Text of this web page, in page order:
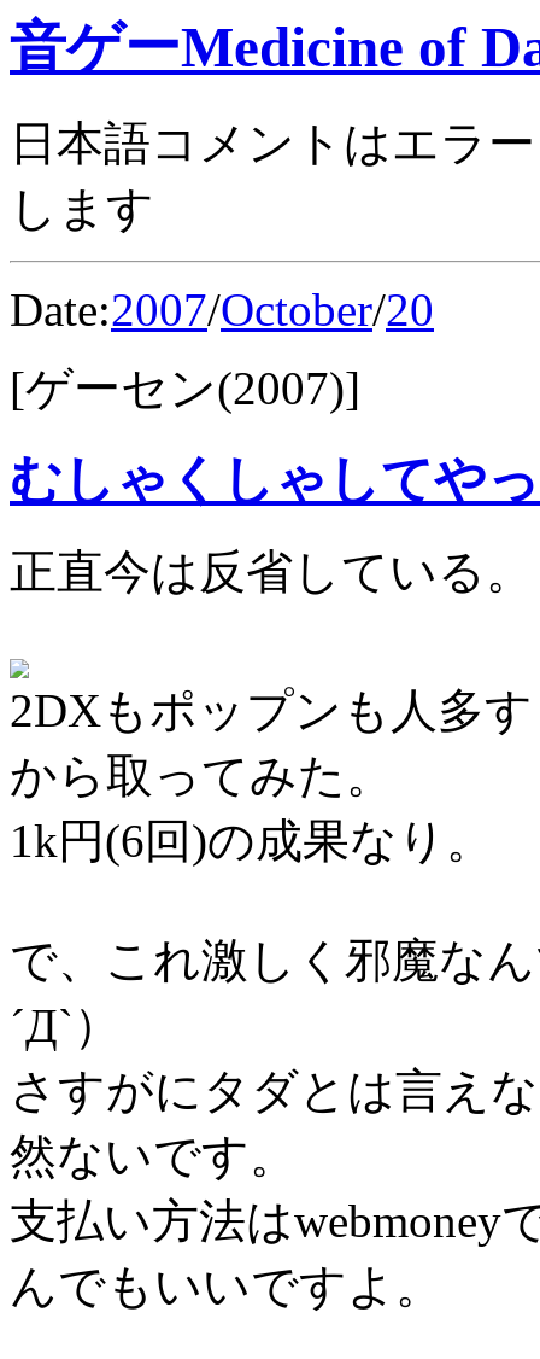
音ゲーMedicine of
日本語コメントはエラ
します
Date:2007/October/20
[ゲーセン(2007)]
むしゃくしゃしてや
正直今は反省している。
2DXもポップンも人多
から取ってみた。
1k円(6回)の成果なり。
で、これ激しく邪魔な
´Д`）
さすがにタダとは言え
然ないです。
支払い方法はwebmoney
んでもいいですよ。